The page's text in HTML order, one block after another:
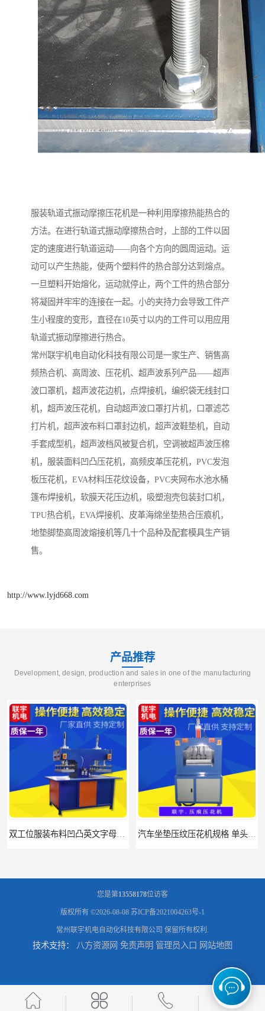
服装轨道式振动摩擦压花机是一种利用摩擦热能热合的
方法。在进行轨道式振动摩擦热合时，上部的工件以固
定的速度进行轨道运动——向各个方向的圆周运动。运
动可以产生热能，使两个塑料件的热合部分达到熔点。
一旦塑料开始熔化，运动就停止，两个工件的热合部分
将凝固并牢牢的连接在一起。小的夹持力会导致工件产
生小程度的变形，直径在10英寸以内的工件可以用应用
轨道式振动摩擦进行热合。
常州联宇机电自动化科技有限公司是一家生产、销售高
频热合机、高周波、压花机、超声波系列产品——超声
波口罩机，超声波花边机，点焊接机，编织袋无线封口
机，超声波压花机，自动超声波口罩打片机，口罩滤芯
打片机，超声波布料口罩封边机，超声波鞋垫机，自动
手套成型机，超声波档风被复合机，空调被超声波压棉
机，服装面料凹凸压花机，高频皮革压花机，PVC发泡
板压花机，EVA材料压花纹设备，PVC夹网布水池水桶
篷布焊接机，软膜天花压边机，吸塑泡壳包装封口机，
TPU热合机，EVA焊接机、皮革海绵坐垫热合压痕机，
地垫脚垫高周波熔接机等几十个品种及配套模具生产销
售。
http://www.lyjd668.com
产品推荐
Development, design, production and sales in one of the manufacturing
enterprises
浙江布料凹凸4d压纹机生产厂家 服装凹凸4d压纹植胶机 经济实惠 面料凹凸压纹机厂家 毛巾干发巾压标压logo设备 性能稳定
您是第13558178位访客
版权所有 ©2026-08-08 苏ICP备2021004263号-1
常州联宇机电自动化科技有限公司 保留所有权利.
技术支持： 八方资源网 免责声明 管理员入口 网站地图